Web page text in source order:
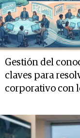
Gestión del
claves para
corporativo con